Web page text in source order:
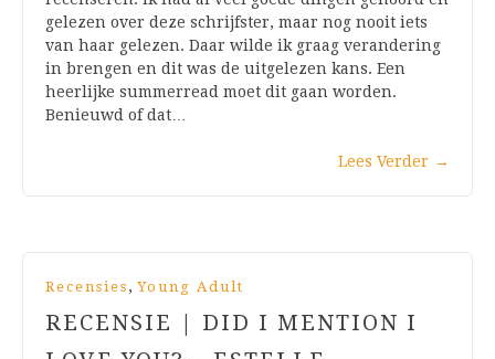
gelezen over deze schrijfster, maar nog nooit iets
van haar gelezen. Daar wilde ik graag verandering
in brengen en dit was de uitgelezen kans. Een
heerlijke summerread moet dit gaan worden.
Benieuwd of dat…
Lees Verder →
Recensies , Young Adult
RECENSIE | DID I MENTION I